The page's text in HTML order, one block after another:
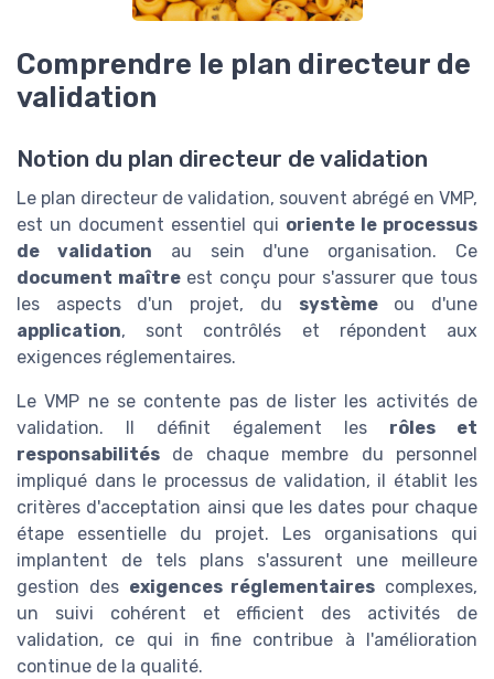
Comprendre le plan directeur de
validation
Notion du plan directeur de validation
Le plan directeur de validation, souvent abrégé en VMP,
est un document essentiel qui oriente le processus
de validation au sein d'une organisation. Ce
document maîtreest conçu pour s'assurer que tous
les aspects d'un projet, du systèmeou d'une
application, sont contrôlés et répondent aux
exigences réglementaires.
Le VMP ne se contente pas de lister les activités de
validation. Il définit également les rôles et
responsabilités de chaque membre du personnel
impliqué dans le processus de validation, il établit les
critères d'acceptation ainsi que les dates pour chaque
étape essentielle du projet. Les organisations qui
implantent de tels plans s'assurent une meilleure
gestion des exigences réglementaires complexes,
un suivi cohérent et efficient des activités de
validation, ce qui in fine contribue à l'amélioration
continue de la qualité.